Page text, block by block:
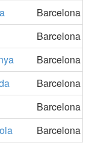
Barcelona
Barcelona
Barcelona
Barcelona
Barcelona
Barcelona